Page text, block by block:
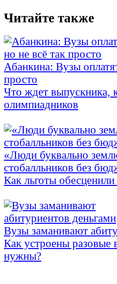
Читайте также
Абанкина: Вузы
просто
Что ждет выпускника,
олимпиадников
«Люди буквально
стобалльников без
Как льготы
Вузы заманивают
Как устроены разовые
нужны?